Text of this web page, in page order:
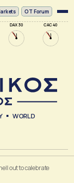
DAX 30 CAC 40
OT Forum
WORLD
out to calebrate